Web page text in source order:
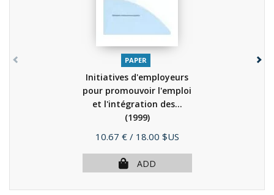
PAPER
Initiatives d'employeurs
pour promouvoir l'emploi
et l'intégration des...
(1999)
Price
10.67 € / 18.00 $US
ADD